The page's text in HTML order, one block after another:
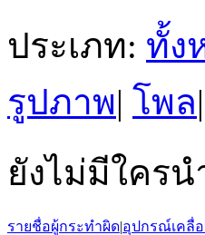
ประเภท: ทั้ง
รูปภาพ| โพล|
ยังไม่มีใคร
รายชื่อผู้กระทำผิด|อุปกรณ์เคลื่